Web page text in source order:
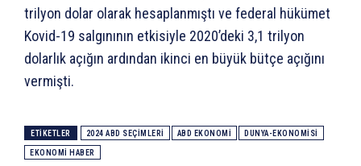
trilyon dolar olarak hesaplanmıştı ve federal hükümet
Kovid-19 salgınının etkisiyle 2020’deki 3,1 trilyon
dolarlık açığın ardından ikinci en büyük bütçe açığını
vermişti.
ETIKETLER 2024 ABD SEÇIMLERI ABD EKONOMI DUNYA-EKONOMISI
EKONOMI HABER